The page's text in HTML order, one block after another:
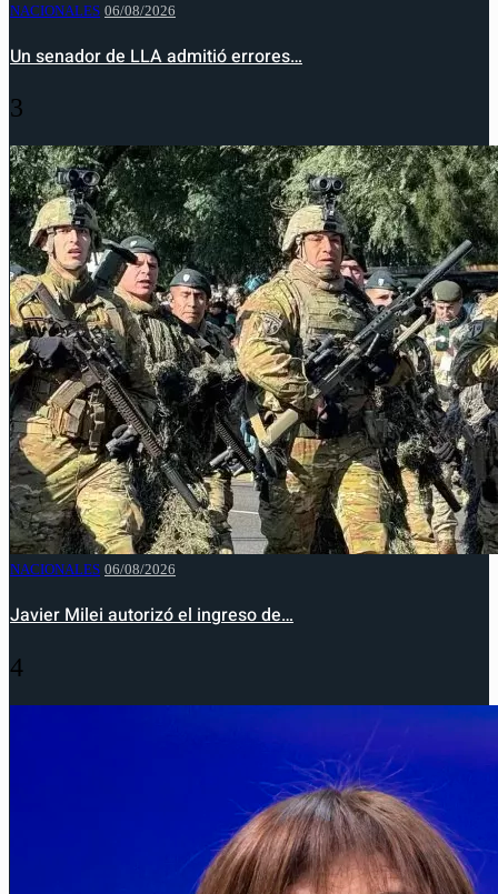
NACIONALES 06/08/2026
Un senador de LLA admitió errores…
3
NACIONALES 06/08/2026
Javier Milei autorizó el ingreso de…
4